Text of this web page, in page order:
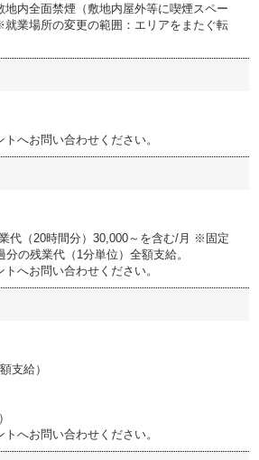
内全面禁煙（敷地内屋外等に喫煙スペー
業場所の変更の範囲：エリアをまたぐ転
へお問い合わせください。
代（20時間分）30,000～を含む/月 ※固定
の残業代（1分単位）全額支給。
へお問い合わせください。
支給）
へお問い合わせください。